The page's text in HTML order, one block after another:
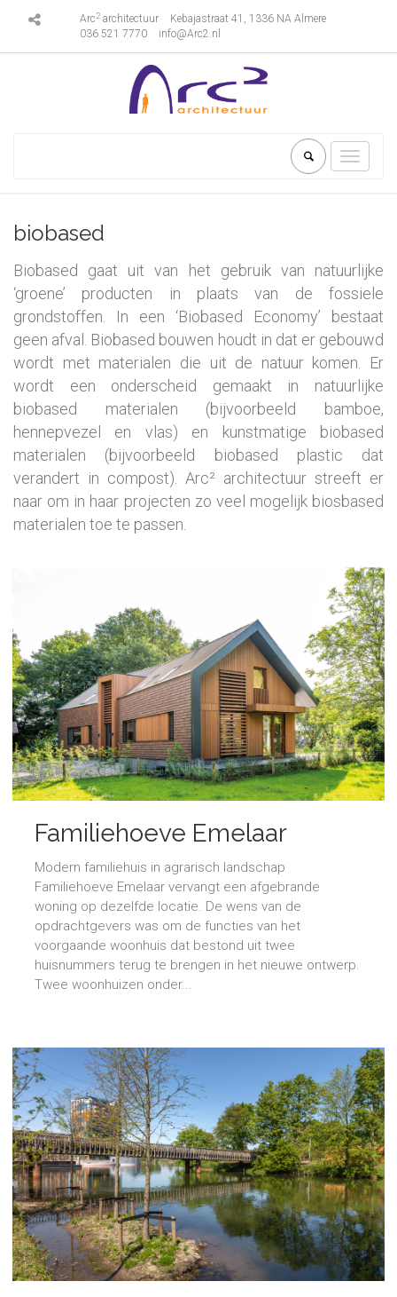
Arc 2architectuur
Kebajastraat 41, 1336 NA Almere
036 521 7770
info@Arc2.nl
Toggle
biobased
Biobased gaat uit van het gebruik van natuurlijke
‘groene’ producten in plaats van de fossiele
grondstoffen. In een ‘Biobased Economy’ bestaat
geen afval. Biobased bouwen houdt in dat er gebouwd
wordt met materialen die uit de natuur komen. Er
wordt een onderscheid gemaakt in natuurlijke
biobased materialen (bijvoorbeeld bamboe,
hennepvezel en vlas) en kunstmatige biobased
materialen (bijvoorbeeld biobased plastic dat
verandert in compost). Arc² architectuur streeft er
naar om in haar projecten zo veel mogelijk biosbased
materialen toe te passen.
Familiehoeve Emelaar
Modern familiehuis in agrarisch landschap
Familiehoeve Emelaar vervangt een afgebrande
woning op dezelfde locatie. De wens van de
opdrachtgevers was om de functies van het
voorgaande woonhuis dat bestond uit twee
huisnummers terug te brengen in het nieuwe ontwerp.
Twee woonhuizen onder...